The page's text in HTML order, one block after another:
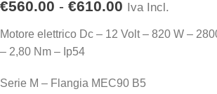
€560.00 - €610.00 Iva Incl.
Motore elettrico Dc – 12 Volt – 820 W –
– 2,80 Nm – Ip54
Serie M – Flangia MEC90 B5